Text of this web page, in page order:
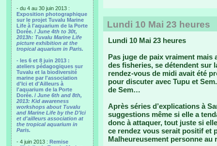
- du 4 au 30 juin 2013 :
Exposition photographique
sur le projet Tuvalu Marine
Life à l'aquarium de la Porte
Dorée. / June 4th to 30t,
2013h: Tuvalu Marine Life
picture exhibition at the
tropical aquarium in Paris.
- les 6 et 8 juin 2013 :
ateliers pédagogiques sur
Tuvalu et la biodiversité
marine par l'association
d'Ici et d'Ailleurs à
l'aquarium de la Porte
Dorée. / June 6th and 8th,
2013: Kid awareness
workshops about Tuvalu
and Marine Life by the D'Ici
et d'ailleurs association at
the tropical aquarium in
Paris.
- 4 juin 2013 : Remise
Lundi 10 Mai 23 heures
Lundi 10 Mai 23 heures
Pas juge de paix vraiment mais
des fisheries, se détendent sur
rendez-vous de midi avait été
pour discuter avec Tupu et
de Sem…
Après séries d’explications à
suggestions même si elle a
donc à attaquer, tout juste si
ce rendez vous serait positif et
Malheureusement personne au